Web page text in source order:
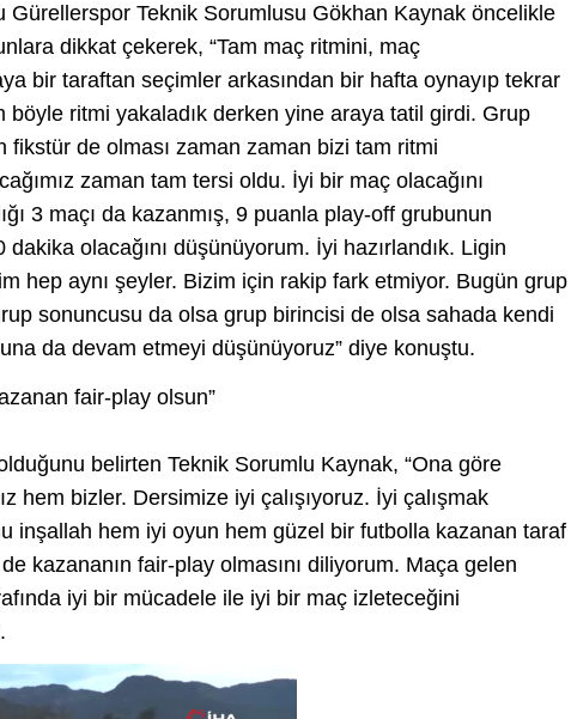
Teknik Sorumlusu Gökhan Kaynak öncelikle
dikkat çekerek, “Tam maç ritmini, maç
bir taraftan seçimler arkasından bir hafta oynayıp tekrar
ritmi yakaladık derken yine araya tatil girdi. Grup
fikstür de olması zaman zaman bizi tam ritmi
zaman tam tersi oldu. İyi bir maç olacağını
3 maçı da kazanmış, 9 puanla play-off grubunun
olacağını düşünüyorum. İyi hazırlandık. Ligin
hep aynı şeyler. Bizim için rakip fark etmiyor. Bugün grup
sonuncusu da olsa grup birincisi de olsa sahada kendi
da devam etmeyi düşünüyoruz” diye konuştu.
fair-play olsun”
belirten Teknik Sorumlu Kaynak, “Ona göre
hem bizler. Dersimize iyi çalışıyoruz. İyi çalışmak
inşallah hem iyi oyun hem güzel bir futbolla kazanan taraf
kazananın fair-play olmasını diliyorum. Maça gelen
iyi bir mücadele ile iyi bir maç izleteceğini